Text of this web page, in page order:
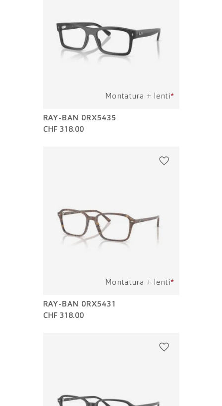
Montatura + lenti*
RAY-BAN 0RX5435
CHF 318.00
Montatura + lenti*
RAY-BAN 0RX5431
CHF 318.00